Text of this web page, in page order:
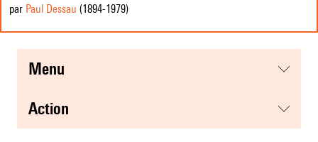
par Paul Dessau (1894-1979)
menu
action